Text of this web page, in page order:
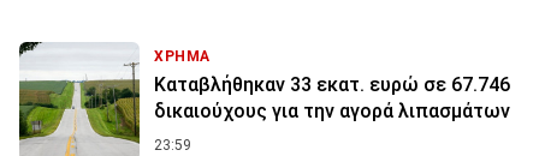
ΧΡΗΜΑ
Καταβλήθηκαν 33 εκατ. ευρώ σε 67.746
δικαιούχους για την αγορά λιπασμάτων
23:59